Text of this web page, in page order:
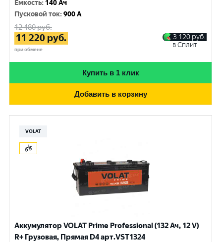
Емкость: 140 Ач
Пусковой ток:900 A
12 480руб.
11 220 руб.
при обмене
3 120 руб.
в Сплит
Купить в 1 клик
Добавить в корзину
VOLAT
Аккумулятор VOLAT Prime Professional (132 Ач, 12 V)
R+ Грузовая, Прямая D4 арт.VST1324